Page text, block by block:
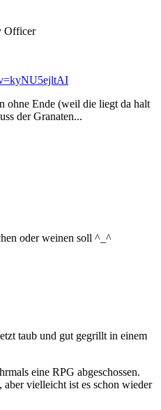
Officer
ohne Ende (weil die liegt da halt
der Granaten...
oder weinen soll ^_^
taub und gut gegrillt in einem
eine RPG abgeschossen.
vielleicht ist es schon wieder